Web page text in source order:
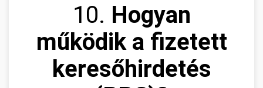
10. Hogyan
működik a fizetett
keresőhirdetés